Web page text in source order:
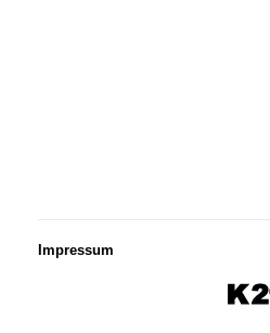
Impressum